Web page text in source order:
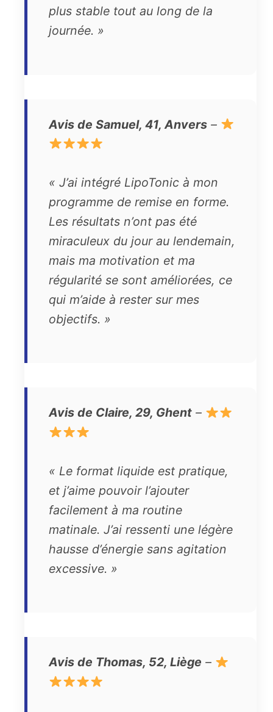
plus stable tout au long de la
journée. »
Avis de Samuel, 41, Anvers –
« J’ai intégré LipoTonic à mon
programme de remise en forme.
Les résultats n’ont pas été
miraculeux du jour au lendemain,
mais ma motivation et ma
régularité se sont améliorées, ce
qui m’aide à rester sur mes
objectifs. »
Avis de Claire, 29, Ghent –
« Le format liquide est pratique,
et j’aime pouvoir l’ajouter
facilement à ma routine
matinale. J’ai ressenti une légère
hausse d’énergie sans agitation
excessive. »
Avis de Thomas, 52, Liège –